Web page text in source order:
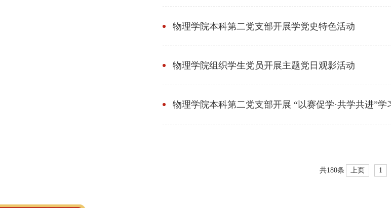
物理学院本科第二党支部开展学党史特色活动
物理学院组织学生党员开展主题党日观影活动
物理学院本科第二党支部开展 “以赛促学·共学共进”
共180条 上页 1